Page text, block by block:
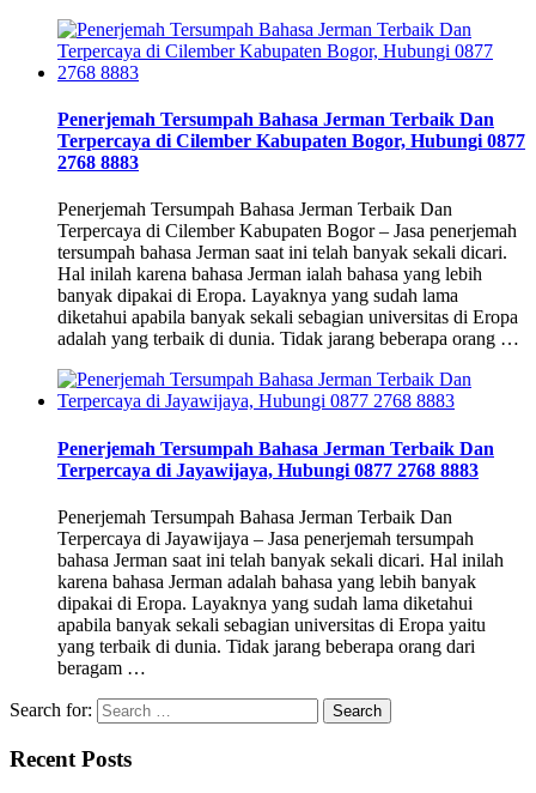
Penerjemah Tersumpah Bahasa Jerman Terbaik Dan
Terpercaya di Cilember Kabupaten Bogor, Hubungi 0877
2768 8883
Penerjemah Tersumpah Bahasa Jerman Terbaik Dan
Terpercaya di Cilember Kabupaten Bogor – Jasa penerjemah
tersumpah bahasa Jerman saat ini telah banyak sekali dicari.
Hal inilah karena bahasa Jerman ialah bahasa yang lebih
banyak dipakai di Eropa. Layaknya yang sudah lama
diketahui apabila banyak sekali sebagian universitas di Eropa
adalah yang terbaik di dunia. Tidak jarang beberapa orang …
Penerjemah Tersumpah Bahasa Jerman Terbaik Dan
Terpercaya di Jayawijaya, Hubungi 0877 2768 8883
Penerjemah Tersumpah Bahasa Jerman Terbaik Dan
Terpercaya di Jayawijaya – Jasa penerjemah tersumpah
bahasa Jerman saat ini telah banyak sekali dicari. Hal inilah
karena bahasa Jerman adalah bahasa yang lebih banyak
dipakai di Eropa. Layaknya yang sudah lama diketahui
apabila banyak sekali sebagian universitas di Eropa yaitu
yang terbaik di dunia. Tidak jarang beberapa orang dari
beragam …
Search for:
Recent Posts